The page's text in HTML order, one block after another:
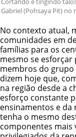
Gabriel (Pohsaya Pit) no
No contexto atual,
comunidades em
famílias para os
mesmo se
membros do grupo
dizem hoje que,
na região desde a
esforço constante
ensinamentos e da
tenha o mesmo
componentes mais